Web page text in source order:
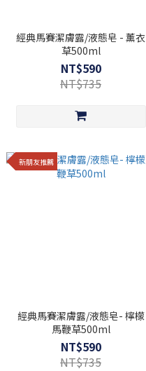
經典馬賽潔膚露/液態皂 - 薰衣
草500ml
NT$590
NT$735
新朋友推薦
經典馬賽潔膚露/液態皂- 檸檬
馬鞭草500ml
NT$590
NT$735